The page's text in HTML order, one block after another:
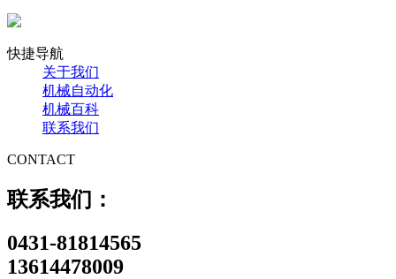
快捷导航
关于我们
机械自动化
机械百科
联系我们
CONTACT
联系我们：
0431-81814565
13614478009